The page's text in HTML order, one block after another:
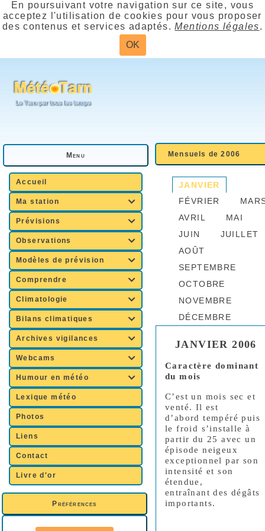
En poursuivant votre navigation sur ce site, vous
acceptez l'utilisation de cookies pour vous proposer
des contenus et services adaptés.Mentions légales.
OK
Menu
Accueil
Ma station 
Prévisions 
Observations 
Modèles de prévision 
Comprendre 
Climatologie 
Bilans climatiques 
Archives vigilances 
Webcams 
Humour en météo 
Lexique météo
Photos
Liens
Contact
Livre d'or
Préférences
Mensuels de 2006
JANVIER
FÉVRIER
AVRIL
MAI
JUIN
JUILLET
AOÛT
SEPTEMBRE
OCTOBRE
NOVEMBRE
DÉCEMBRE
JANVIER 2006
Caractère dominant
du mois
C’est un mois sec et
venté. Il est
d’abord tempéré puis
le froid s’installe à
partir du 25 avec un
épisode neigeux
exceptionnel par son
intensité et son
étendue,
entraînant des dégâts
importants.